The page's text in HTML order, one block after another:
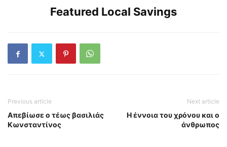
Featured Local Savings
Previous article
Απεβίωσε ο τέως βασιλιάς
Κωνσταντίνος
Next article
Η έννοια του χρόνου και ο
άνθρωπος